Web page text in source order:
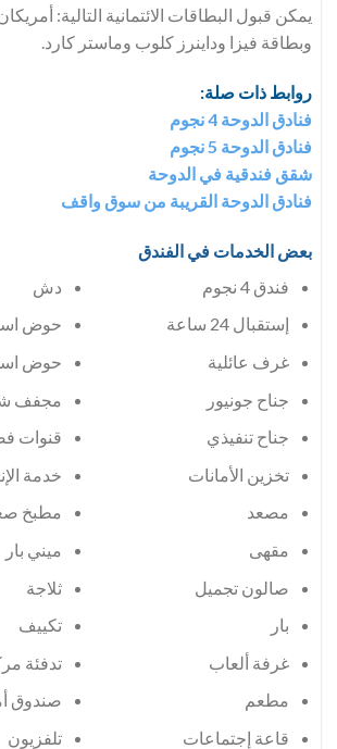
يمكن قبول البطاقات الائتمانية التالية:
وبطاقة فيزا وداينرز كلوب وماستر كارد.
روابط ذات صلة:
فنادق الدوحة 4 نجوم
فنادق الدوحة 5 نجوم
شقق فندقية في الدوحة
فنادق الدوحة القريبة من سوق واقف
بعض الخدمات في الفندق
فندق 4 نجوم
إستقبال 24 ساعة
غرف عائلية
جناح جونيور
جناح تنفيذي
تخزين الأمانات
مصعد
مقهى
صالون تجميل
بار
غرفة ألعاب
مطعم
قاعة إجتماعات
دش
حوض
حوض
مجفف
قنوات
خدمة
مطبخ
ميني بار
ثلاجة
تكييف
تدفئة
صندوق
تلفزيون